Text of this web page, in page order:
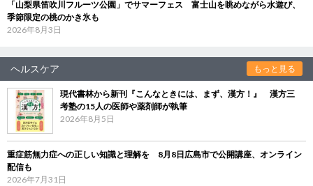
「山梨県笛吹川フルーツ公園」でサマーフェス 富士山を眺めながら水遊び、
季節限定の桃のかき氷も
2026年8月3日
ヘルスケア もっと見る
現代書林から新刊『こんなときには、まず、漢方！』 漢方三
考塾の15人の医師や薬剤師が執筆
2026年8月5日
重症筋無力症への正しい知識と理解を 8月8日広島市で公開講座、オンライン
配信も
2026年7月31日